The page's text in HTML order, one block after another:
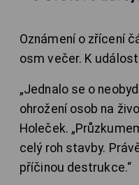
Oznámení o zřícení
osm večer. K
„Jednalo se o
ohrožení osob na
Holeček.
celý roh stavby.
příčinou destrukce.“